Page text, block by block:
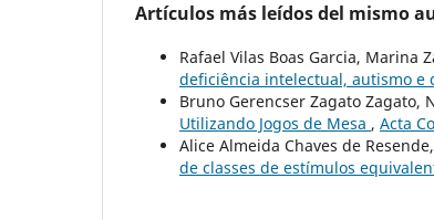
Artículos más leídos del mismo
Rafael Vilas Boas Garcia, Marina
deficiência intelectual, autismo e
Bruno Gerencser Zagato Zagato,
Utilizando Jogos de Mesa , Acta
Alice Almeida Chaves de
de classes de estímulos